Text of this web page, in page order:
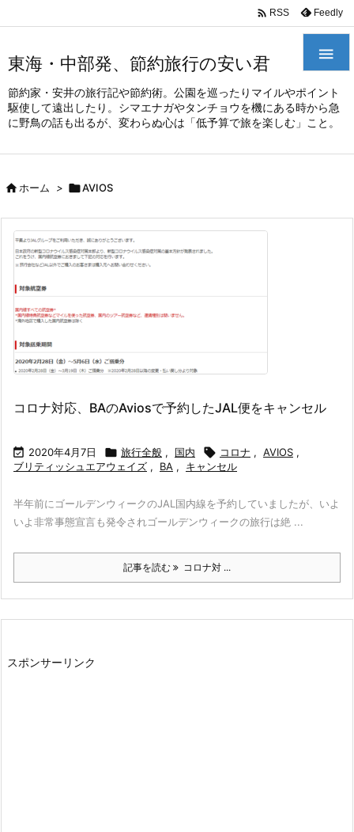
東海・中部発、節約旅行の安い君
節約家・安井の旅行記や節約術。公園を巡ったりマイルやポイント
駆使して遠出したり。シマエナガやタンチョウを機にある時から急
に野鳥の話も出るが、変わらぬ心は「低予算で旅を楽しむ」こと。

 RSS Feedly
ホーム > AVIOS
コロナ対応、BAのAviosで予約したJAL便をキャンセル
 2020年4月7日  旅行全般 , 国内  コロナ , AVIOS ,
ブリティッシュエアウェイズ , BA , キャンセル
半年前にゴールデンウィークのJAL国内線を予約していましたが、いよ
いよ非常事態宣言も発令されゴールデンウィークの旅行は絶 ...
記事を読む コロナ対 ...
スポンサーリンク